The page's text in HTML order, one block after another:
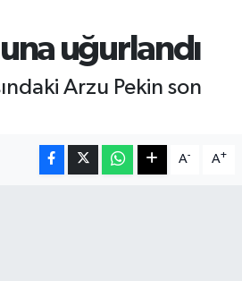
uğurlandı
Arzu Pekin son
A- A+